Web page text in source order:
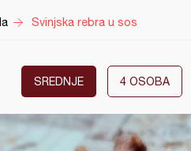
Svinjska rebra u sos
SREDNJE 4 OSOBA